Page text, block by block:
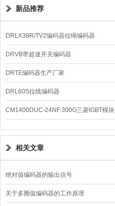
新品推荐
DRLX38R/TV2编码器拉绳编码器
DRVB带超速开关编码器
DRTE编码器生产厂家
DRL60S拉线编码器
CM1400DUC-24NF 300G三菱IGBT模块
相关文章
绝对值编码器的输出信号
关于多圈值编码器的工作原理